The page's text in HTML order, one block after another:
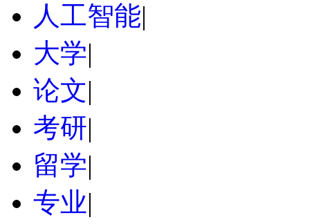
人工智能|
大学|
论文|
考研|
留学|
专业|